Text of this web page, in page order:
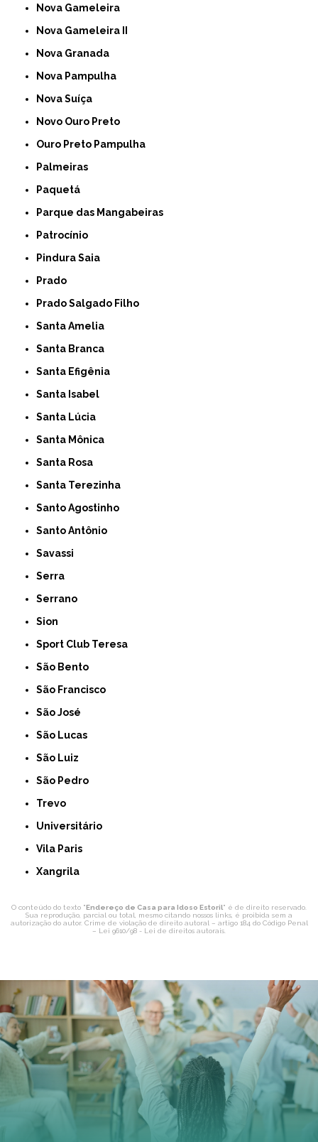
Nova Gameleira
Nova Gameleira II
Nova Granada
Nova Pampulha
Nova Suíça
Novo Ouro Preto
Ouro Preto Pampulha
Palmeiras
Paquetá
Parque das Mangabeiras
Patrocínio
Pindura Saia
Prado
Prado Salgado Filho
Santa Amelia
Santa Branca
Santa Efigênia
Santa Isabel
Santa Lúcia
Santa Mônica
Santa Rosa
Santa Terezinha
Santo Agostinho
Santo Antônio
Savassi
Serra
Serrano
Sion
Sport Club Teresa
São Bento
São Francisco
São José
São Lucas
São Luiz
São Pedro
Trevo
Universitário
Vila Paris
Xangrila
O conteúdo do texto " Endereço de Casa para Idoso Estoril" é de direito reservado.
Sua reprodução, parcial ou total, mesmo citando nossos links, é proibida sem a
autorização do autor. Crime de violação de direito autoral – artigo 184 do Código Penal
– Lei 9610/98 - Lei de direitos autorais.